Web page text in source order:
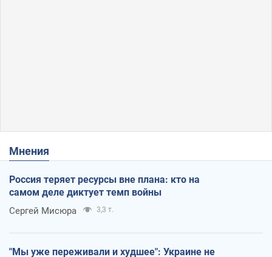
Мнения
Россия теряет ресурсы вне плана: кто на
самом деле диктует темп войны
Сергей Мисюра 3,3 т.
"Мы уже переживали и худшее": Украине не